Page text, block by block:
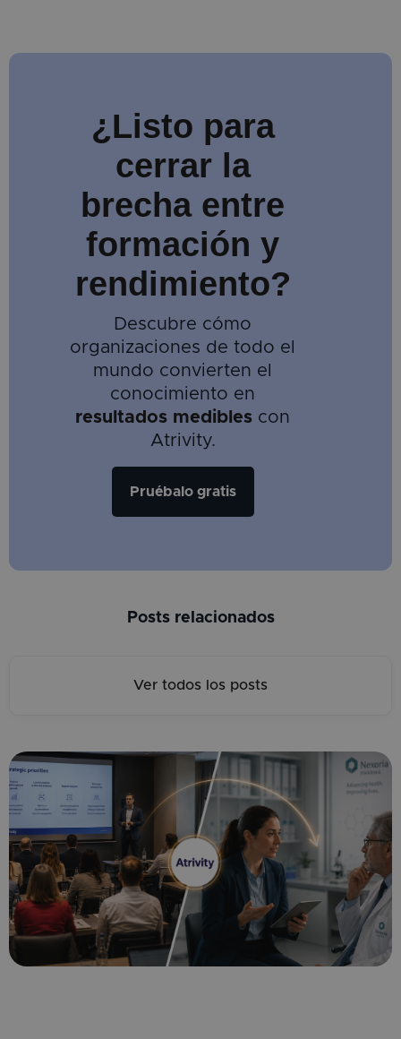
¿Listo para
cerrar la
brecha entre
formación y
rendimiento?
Descubre cómo
organizaciones de todo el
mundo convierten el
conocimiento en
resultados medibles con
Atrivity.
Pruébalo gratis
Posts relacionados
Ver todos los posts